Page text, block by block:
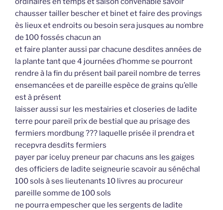
chausser tailler bescher et binet et faire des provings
ès lieux et endroits ou besoin sera jusques au nombre
de 100 fossés chacun an
et faire planter aussi par chacune desdites années de
la plante tant que 4 journées d’homme se pourront
rendre à la fin du présent bail pareil nombre de terres
ensemancées et de pareille espèce de grains qu’elle
est à présent
laisser aussi sur les mestairies et closeries de ladite
terre pour pareil prix de bestial que au prisage des
fermiers mordbung ??? laquelle prisée il prendra et
recepvra desdits fermiers
payer par iceluy preneur par chacuns ans les gaiges
des officiers de ladite seigneurie scavoir au sénéchal
100 sols à ses lieutenants 10 livres au procureur
pareille somme de 100 sols
ne pourra empescher que les sergents de ladite